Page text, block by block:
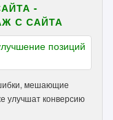
-
С САЙТА
мешающие
улучшат конверсию